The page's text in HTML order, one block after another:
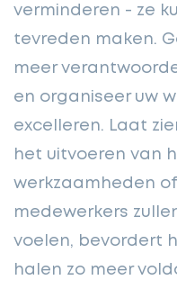
verminderen - ze
tevreden maken.
meer
en organiseer uw
excelleren. Laat
het uitvoeren van
werkzaamheden
medewerkers
voelen, bevordert
halen zo meer